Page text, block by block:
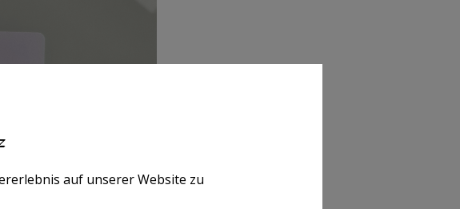
auf unserer Website zu